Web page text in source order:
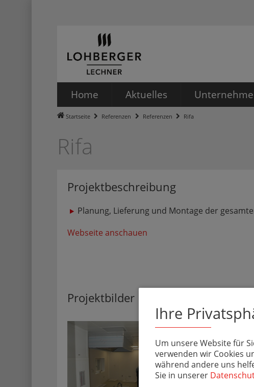
Home Aktuelles
NEWS
Ansprechpartner
Startseite Referenzen Referenzen Rifa
Rifa
Projektbeschreibung
Planung, Lieferung und Montage der
Webseite anschauen
Projektbilder
Ihre
Um unsere Website für
verwenden wir Cookies
während andere uns
Sie in unserer